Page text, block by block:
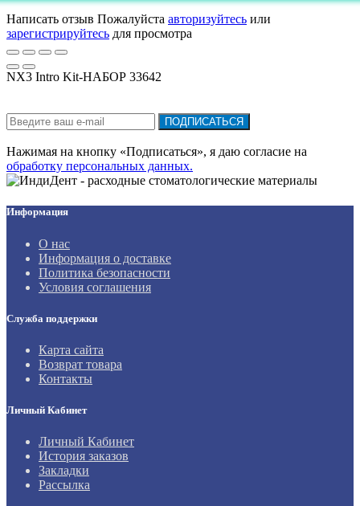
Написать отзыв Пожалуйста авторизуйтесь или
зарегистрируйтесь для просмотра
NX3 Intro Kit-НАБОР 33642
ПОДПИСАТЬСЯ
Нажимая на кнопку «Подписаться», я даю cогласие на
обработку персональных данных.
Информация
О нас
Информация о доставке
Политика безопасности
Условия соглашения
Служба поддержки
Карта сайта
Возврат товара
Контакты
Личный Кабинет
Личный Кабинет
История заказов
Закладки
Рассылка